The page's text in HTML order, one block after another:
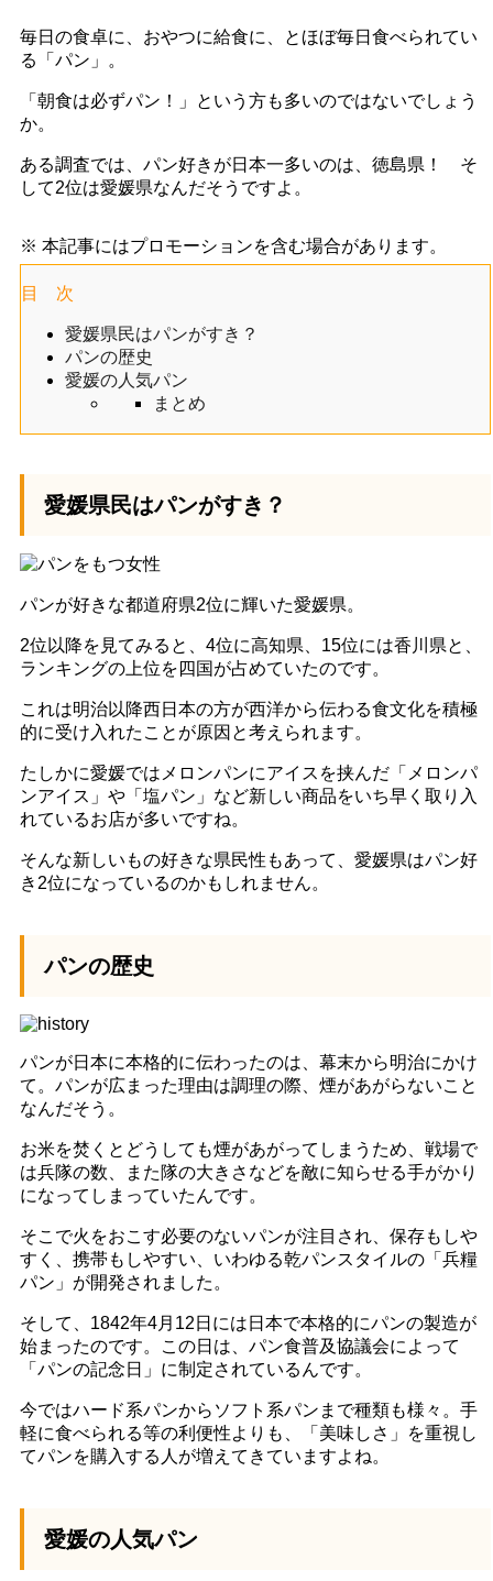
毎日の食卓に、おやつに給食に、とほぼ毎日食べられてい
る「パン」。
「朝食は必ずパン！」という方も多いのではないでしょう
か。
ある調査では、パン好きが日本一多いのは、徳島県！ そ
して2位は愛媛県なんだそうですよ。
※ 本記事にはプロモーションを含む場合があります。
目 次
愛媛県民はパンがすき？
パンの歴史
愛媛の人気パン
まとめ
愛媛県民はパンがすき？
パンが好きな都道府県2位に輝いた愛媛県。
2位以降を見てみると、4位に高知県、15位には香川県と、
ランキングの上位を四国が占めていたのです。
これは明治以降西日本の方が西洋から伝わる食文化を積極
的に受け入れたことが原因と考えられます。
たしかに愛媛ではメロンパンにアイスを挟んだ「メロンパ
ンアイス」や「塩パン」など新しい商品をいち早く取り入
れているお店が多いですね。
そんな新しいもの好きな県民性もあって、愛媛県はパン好
き2位になっているのかもしれません。
パンの歴史
パンが日本に本格的に伝わったのは、幕末から明治にかけ
て。パンが広まった理由は調理の際、煙があがらないこと
なんだそう。
お米を焚くとどうしても煙があがってしまうため、戦場で
は兵隊の数、また隊の大きさなどを敵に知らせる手がかり
になってしまっていたんです。
そこで火をおこす必要のないパンが注目され、保存もしや
すく、携帯もしやすい、いわゆる乾パンスタイルの「兵糧
パン」が開発されました。
そして、1842年4月12日には日本で本格的にパンの製造が
始まったのです。この日は、パン食普及協議会によって
「パンの記念日」に制定されているんです。
今ではハード系パンからソフト系パンまで種類も様々。手
軽に食べられる等の利便性よりも、「美味しさ」を重視し
てパンを購入する人が増えてきていますよね。
愛媛の人気パン